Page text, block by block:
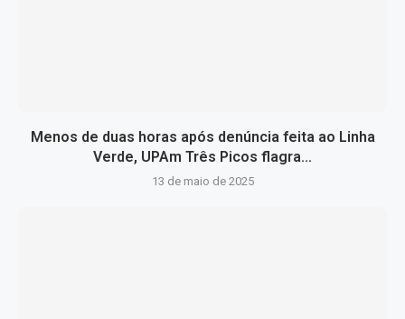
Menos de duas horas após denúncia feita ao Linha
Verde, UPAm Três Picos flagra...
13 de maio de 2025